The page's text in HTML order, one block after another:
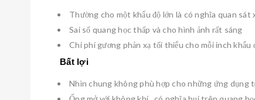
Thường cho một khẩu độ lớn là có nghĩa quan
Sai số quang học thấp và cho hình ảnh rất sáng
Chi phí gương phản xạ tối thiểu cho mỗi inch
Bất lợi
Nhìn chung không phù hợp cho những ứng dụng